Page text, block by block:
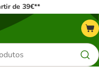
de 39€**